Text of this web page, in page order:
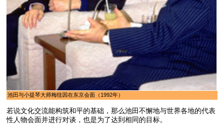
池田与小提琴大师梅纽因在东京会面（1992年）
若说文化交流能构筑和平的基础，那么池田不懈地与世界各地的代表
性人物会面并进行对谈，也是为了达到相同的目标。